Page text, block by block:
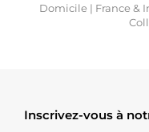
Domicile | France &
Inscrivez-vous à